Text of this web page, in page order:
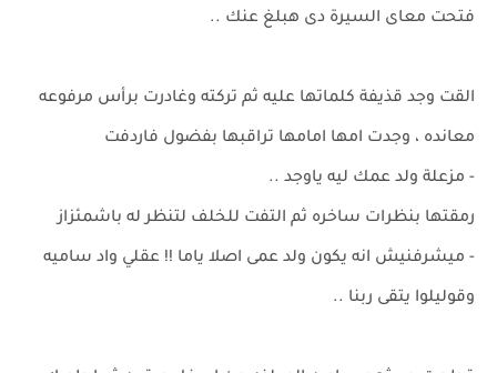
فتحت معاى السيرة دى هبلغ عنك ..
القت وجد قذيفة كلماتها عليه ثم تركته وغادرت برأس مرفوعه
معانده ، وجدت امها امامها تراقبها بفضول فاردفت
- مزعلة ولد عمك ليه ياوجد ..
رمقتها بنظرات ساخره ثم التفت للخلف لتنظر له باشمئزاز
- ميشرفنيش انه يكون ولد عمى اصلا ياما !! عقلي واد ساميه
وقوليلوا يتقى ربنا ..